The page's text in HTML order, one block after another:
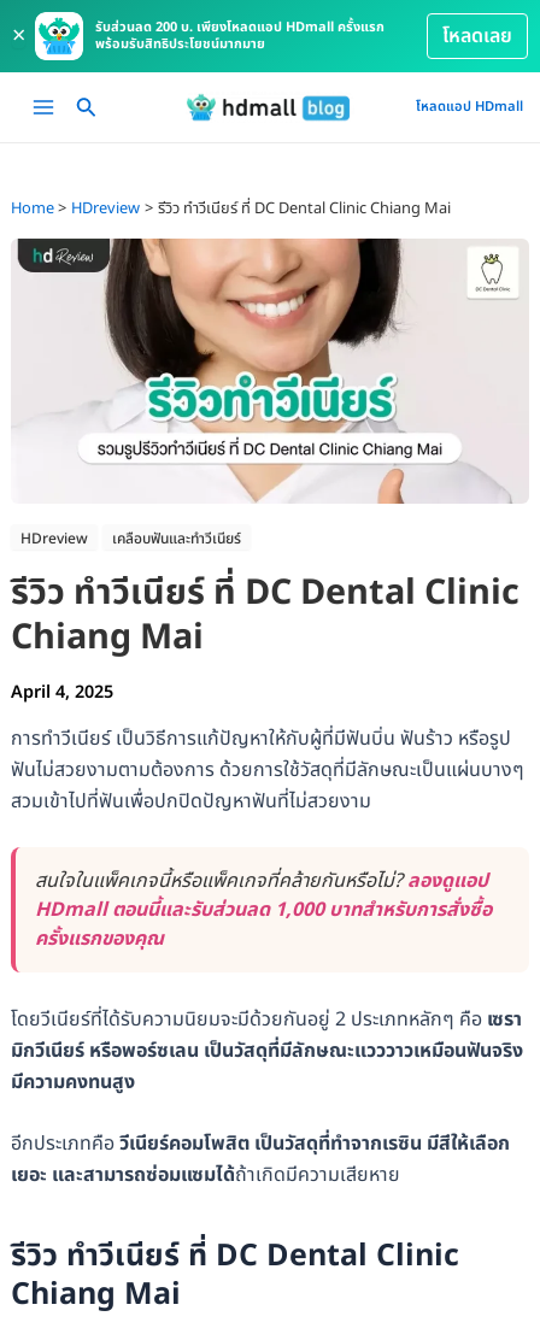
×
รับส่วนลด 200 บ. เพียงโหลดแอป HDmall ครั้งแรก
พร้อมรับสิทธิประโยชน์มากมาย
โหลดเลย
Main
โหลดแอป HDmall
Home HDreview รีวิว ทำวีเนียร์ ที่ DC Dental Clinic Chiang Mai
HDreview เคลือบฟันและทำวีเนียร์
รีวิว ทำวีเนียร์ ที่ DC Dental Clinic
Chiang Mai
April 4, 2025
การทำวีเนียร์ เป็นวิธีการแก้ปัญหาให้กับผู้ที่มีฟันบิ่น ฟันร้าว หรือรูป
ฟันไม่สวยงามตามต้องการ ด้วยการใช้วัสดุที่มีลักษณะเป็นแผ่นบางๆ
สวมเข้าไปที่ฟันเพื่อปกปิดปัญหาฟันที่ไม่สวยงาม
สนใจในแพ็คเกจนี้หรือแพ็คเกจที่คล้ายกันหรือไม่?ลองดูแอป
HDmall ตอนนี้และรับส่วนลด 1,000 บาทสำหรับการสั่งซื้อ
ครั้งแรกของคุณ
โดยวีเนียร์ที่ได้รับความนิยมจะมีด้วยกันอยู่ 2 ประเภทหลักๆ คือ เซรา
มิกวีเนียร์ หรือพอร์ซเลน เป็นวัสดุที่มีลักษณะแวววาวเหมือนฟันจริง
มีความคงทนสูง
อีกประเภทคือวีเนียร์คอมโพสิต เป็นวัสดุที่ทำจากเรซิน มีสีให้เลือก
เยอะ และสามารถซ่อมแซมได้ถ้าเกิดมีความเสียหาย
รีวิว ทำวีเนียร์ ที่ DC Dental Clinic
Chiang Mai